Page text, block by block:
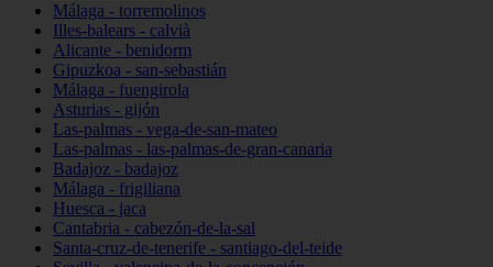
Málaga - torremolinos
Illes-balears - calvià
Alicante - benidorm
Gipuzkoa - san-sebastián
Málaga - fuengirola
Asturias - gijón
Las-palmas - vega-de-san-mateo
Las-palmas - las-palmas-de-gran-canaria
Badajoz - badajoz
Málaga - frigiliana
Huesca - jaca
Cantabria - cabezón-de-la-sal
Santa-cruz-de-tenerife - santiago-del-teide